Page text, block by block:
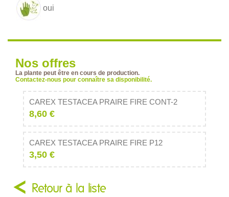
oui
Nos offres
La plante peut être en cours de production.
Contactez-nous pour connaître sa disponibilité.
CAREX TESTACEA PRAIRE FIRE CONT-2
8,60 €
CAREX TESTACEA PRAIRE FIRE P12
3,50 €
Retour à la liste